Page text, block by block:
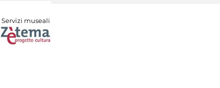
Servizi museali